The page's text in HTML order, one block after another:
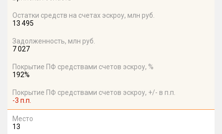
Остатки средств на счетах эскроу, млн руб.
13 495
Задолженность, млн руб.
7 027
Покрытие ПФ средствами счетов эскроу, %
192%
Покрытие ПФ средствами счетов эскроу, +/- в п.п.
-3 п.п.
Место
13